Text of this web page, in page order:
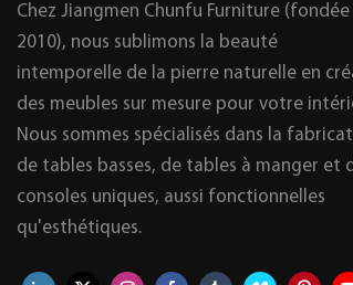
Chez Jiangmen Chunfu Furniture (fondée
2010), nous sublimons la beauté
intemporelle de la pierre naturelle en
des meubles sur mesure pour votre
Nous sommes spécialisés dans la
de tables basses, de tables à manger et
consoles uniques, aussi fonctionnelles
qu'esthétiques.